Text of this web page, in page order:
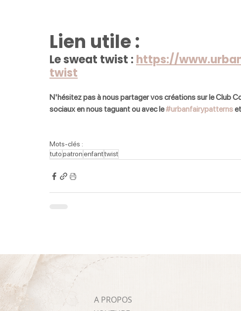
Lien utile :
Le sweat twist : https://
twist
N'hésitez pas à nous partager vos créations sur le Club
sociaux en nous taguant ou avec le #urbanfairypatterns et
Mots-clés :
tutopatronenfanttwist
A PROPOS